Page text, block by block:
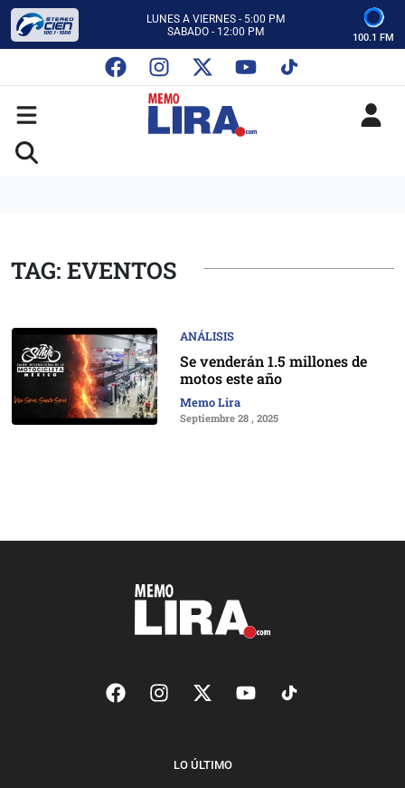
LUNES A VIERNES - 5:00 PM
SABADO - 12:00 PM
CON MEMO LIRA Y SU EQUIPO
LUNES A VIERNES - 5:00 PM
SABADO - 12:00 PM
100.1 FM
TAG: EVENTOS
ANÁLISIS
Se venderán 1.5 millones de
motos este año
Memo Lira
Septiembre 28 , 2025
LO ÚLTIMO